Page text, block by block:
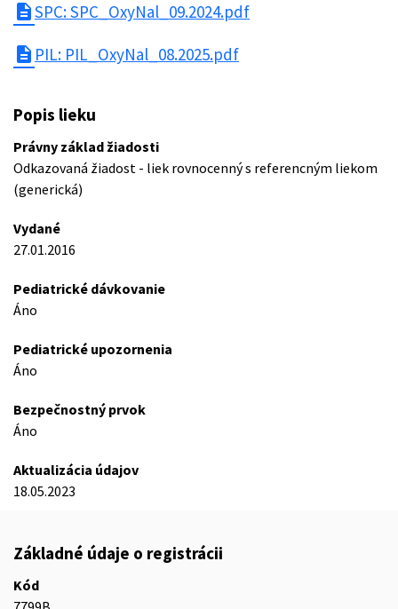
descriptionSPC: SPC_OxyNal_09.2024.pdf
description PIL: PIL_OxyNal_08.2025.pdf
Popis lieku
Právny základ žiadosti
Odkazovaná žiadost - liek rovnocenný s referencným liekom
(generická)
Vydané
27.01.2016
Pediatrické dávkovanie
Áno
Pediatrické upozornenia
Áno
Bezpečnostný prvok
Áno
Aktualizácia údajov
18.05.2023
Základné údaje o registrácii
Kód